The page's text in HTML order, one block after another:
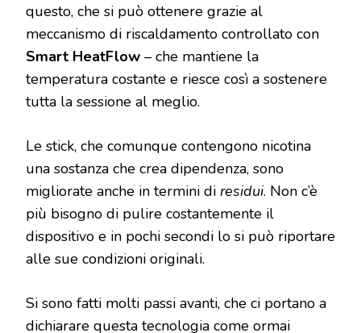
questo, che si può ottenere grazie al
meccanismo di riscaldamento controllato con
Smart HeatFlow – che mantiene la
temperatura costante e riesce così a sostenere
tutta la sessione al meglio.
Le stick, che comunque contengono nicotina
una sostanza che crea dipendenza, sono
migliorate anche in termini di residui. Non c’è
più bisogno di pulire costantemente il
dispositivo e in pochi secondi lo si può riportare
alle sue condizioni originali.
Si sono fatti molti passi avanti, che ci portano a
dichiarare questa tecnologia come ormai